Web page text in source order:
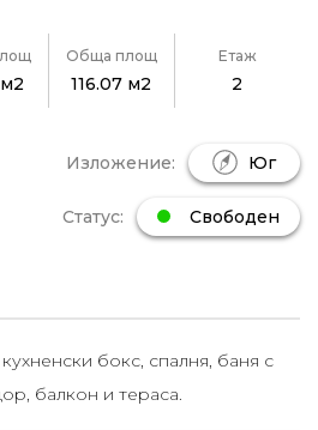
м2
Обща площ
116.07 м2
Етаж
2
Изложение: Юг
Статус: Свободен
бокс, спалня, баня с
балкон и тераса.